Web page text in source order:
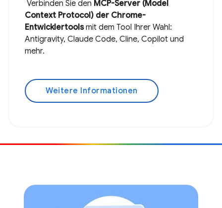
Verbinden Sie den MCP-Server (Model
Context Protocol) der Chrome-
Entwicklertoolsmit dem Tool Ihrer Wahl:
Antigravity, Claude Code, Cline, Copilot und
mehr.
Weitere Informationen